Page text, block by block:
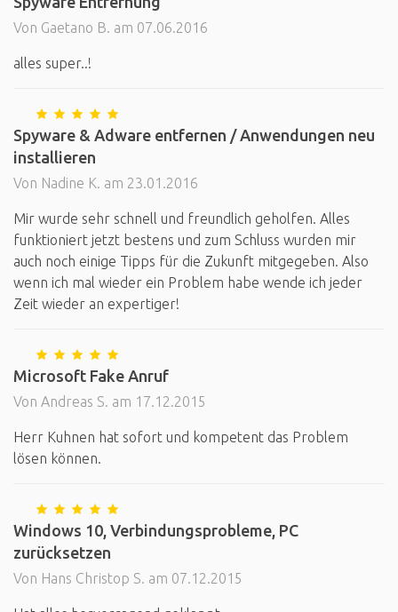
Von Gaetano B. am 07.06.2016
alles super..!
Spyware & Adware entfernen / Anwendungen neu
installieren
Von Nadine K. am 23.01.2016
Mir wurde sehr schnell und freundlich geholfen. Alles
funktioniert jetzt bestens und zum Schluss wurden mir
auch noch einige Tipps für die Zukunft mitgegeben. Also
wenn ich mal wieder ein Problem habe wende ich jeder
Zeit wieder an expertiger!
Microsoft Fake Anruf
Von Andreas S. am 17.12.2015
Herr Kuhnen hat sofort und kompetent das Problem
lösen können.
Windows 10, Verbindungsprobleme, PC
zurücksetzen
Von Hans Christop S. am 07.12.2015